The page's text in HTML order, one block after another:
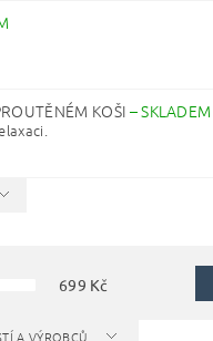
KOŠI–SKLADEM
699 Kč
A VÝROBCŮ